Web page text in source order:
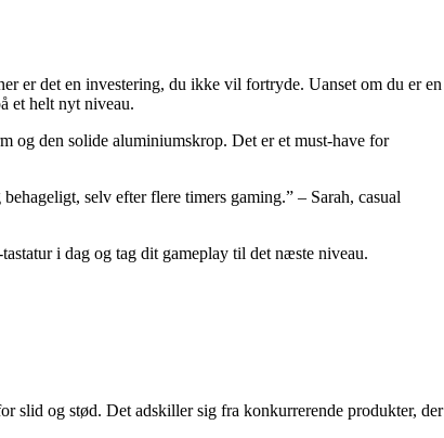
er det en investering, du ikke vil fortryde. Uanset om du er en
et helt nyt niveau.
og den solide aluminiumskrop. Det er et must-have for
selv efter flere timers gaming.” – Sarah, casual
i dag og tag dit gameplay til det næste niveau.
slid og stød. Det adskiller sig fra konkurrerende produkter, der